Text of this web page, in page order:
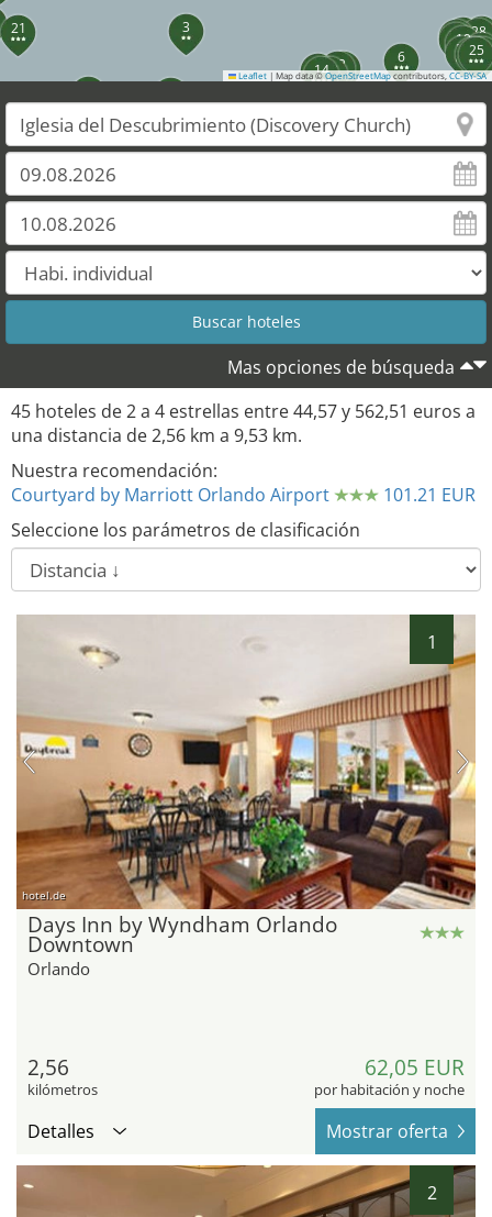
3
6
11
1213
14
15
17
18
19
21
22
24
25
28
30
31
32
33
34 35
42
44
Leaflet | Map data ©OpenStreetMapcontributors, CC-BY-SA
Mas opciones de búsqueda
45 hoteles de2a 4 estrellas entre44,57y 562,51 euros a
una distancia de2,56 km a 9,53 km.
Nuestra recomendación:
Courtyard by Marriott Orlando Airport
101.21 EUR
Seleccione los parámetros de clasificación
1
hotel.de
Days Inn by Wyndham Orlando
Downtown
Orlando
2,56
kilómetros
62,05 EUR
por habitación y noche
Detalles Mostrar oferta
2